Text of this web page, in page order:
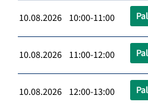
10.08.2026 10:00-11:00
10.08.2026 11:00-12:00
10.08.2026 12:00-13:00